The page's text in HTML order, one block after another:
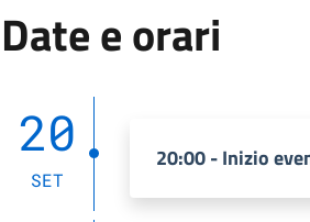
Date e orari
20
SET
20:00 - Inizio